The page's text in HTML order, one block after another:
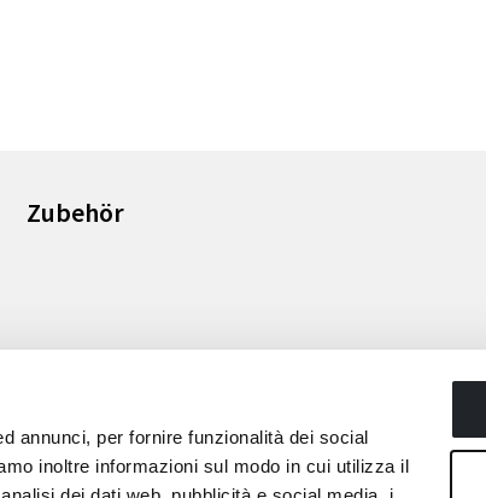
annunci, per fornire funzionalità dei social
inoltre informazioni sul modo in cui utilizza il
Zubehör